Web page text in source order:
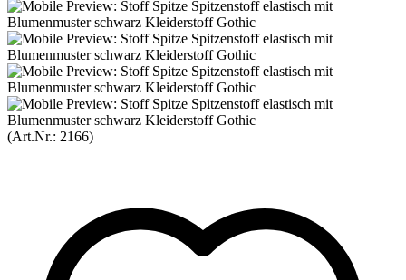
(Art.Nr.: 2166)